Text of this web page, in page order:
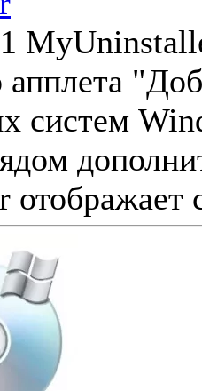
апплета
систем